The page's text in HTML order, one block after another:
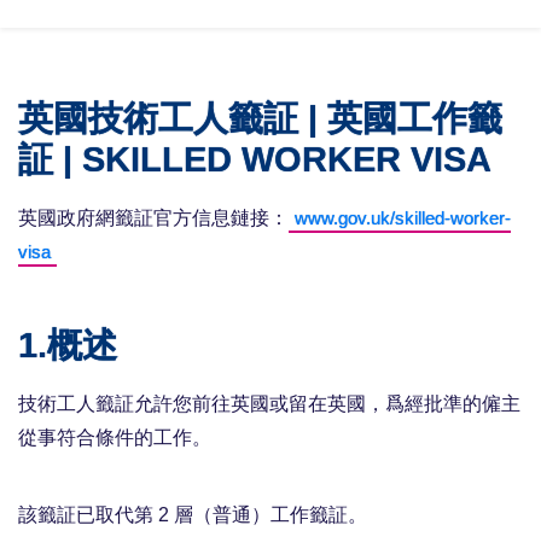
英國技術工人籤証 | 英國工作籤
証 | SKILLED WORKER VISA
英國政府網籤証官方信息鏈接：
www.gov.uk/skilled-worker-
visa
1.概述
技術工人籤証允許您前往英國或留在英國，爲經批準的僱主
從事符合條件的工作。
該籤証已取代第 2 層（普通）工作籤証。